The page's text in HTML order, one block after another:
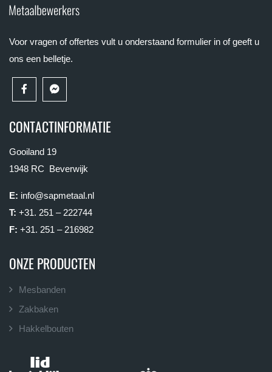
Voor vragen of offertes vult u onderstaand formulier in of geeft u
ons een belletje.
CONTACTINFORMATIE
Gooiland 19
1948 RC Beverwijk
E: info@sapmetaal.nl
T: +31. 251 – 222744
F: +31. 251 – 216982
ONZE PRODUCTEN
Mesbanden
Zakbaken
Hakkelbouten